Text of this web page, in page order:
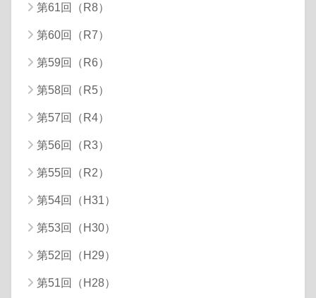
第61回（R8）
第60回（R7）
第59回（R6）
第58回（R5）
第57回（R4）
第56回（R3）
第55回（R2）
第54回（H31）
第53回（H30）
第52回（H29）
第51回（H28）